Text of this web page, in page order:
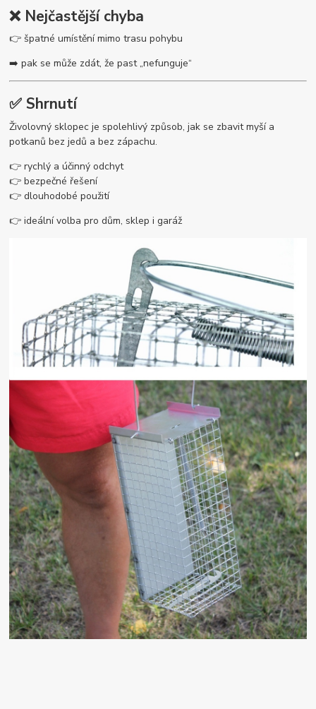
❌ Nejčastější chyba
👉 špatné umístění mimo trasu pohybu
➡️ pak se může zdát, že past „nefunguje“
✅ Shrnutí
Živolovný sklopec je spolehlivý způsob, jak se zbavit myší a
potkanů bez jedů a bez zápachu.
👉 rychlý a účinný odchyt
👉 bezpečné řešení
👉 dlouhodobé použití
👉 ideální volba pro dům, sklep i garáž